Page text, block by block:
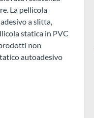
La pellicola
a slitta,
statica in PVC
non
autoadesivo